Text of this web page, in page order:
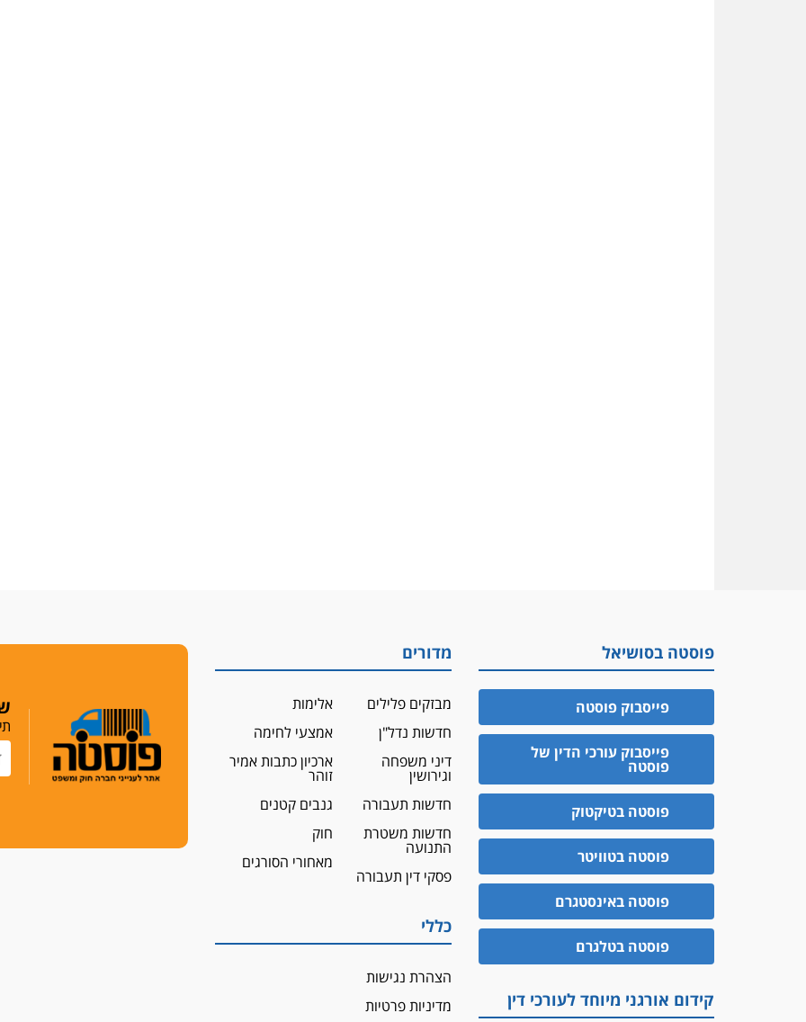
פוסטה בסושיאל
פייסבוק פוסטה
פייסבוק עורכי הדין של
פוסטה
פוסטה בטיקטוק
פוסטה בטוויטר
פוסטה באינסטגרם
פוסטה בטלגרם
קידום אורגני מיוחד לעורכי דין
מדורים
מבזקים פלילים
חדשות נדל"ן
דיני משפחה
וגירושין
חדשות תעבורה
חדשות משטרת
התנועה
פסקי דין תעבורה
אלימות
אמצעי לחימה
ארכיון כתבות אמיר
זוהר
גנבים קטנים
חוק
מאחורי הסורגים
כללי
הצהרת נגישות
מדיניות פרטיות